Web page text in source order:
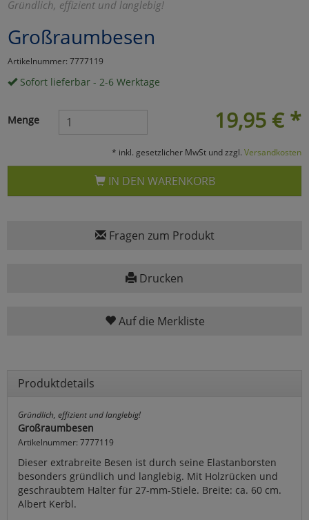
Gründlich, effizient und langlebig!
Großraumbesen
Artikelnummer: 7777119
Sofort lieferbar - 2-6 Werktage
19,95 € *
Menge
* inkl. gesetzlicher MwSt und zzgl. Versandkosten
IN DEN WARENKORB
Fragen zum Produkt
Drucken
Auf die Merkliste
Produktdetails
Gründlich, effizient und langlebig!
Großraumbesen
Artikelnummer: 7777119
Dieser extrabreite Besen ist durch seine Elastanborsten
besonders gründlich und langlebig. Mit Holzrücken und
geschraubtem Halter für 27-mm-Stiele. Breite: ca. 60 cm.
Albert Kerbl.
Umfragetools
Cookies
Cookies
Einstellungen speichern
zurückzu Haupptseite